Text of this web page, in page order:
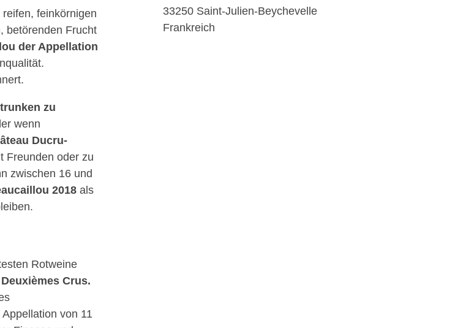
feinkörnigen
betörenden Frucht
der Appellation
zu
wenn
Ducru-
Freunden oder zu
zwischen 16 und
2018 als
Rotweine
Crus.
von 11
33250 Saint-Julien-Beychevelle
Frankreich